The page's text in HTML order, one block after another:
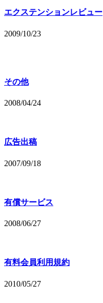
エクステンションレビュー
2009/10/23
その他
2008/04/24
広告出稿
2007/09/18
有償サービス
2008/06/27
有料会員利用規約
2010/05/27